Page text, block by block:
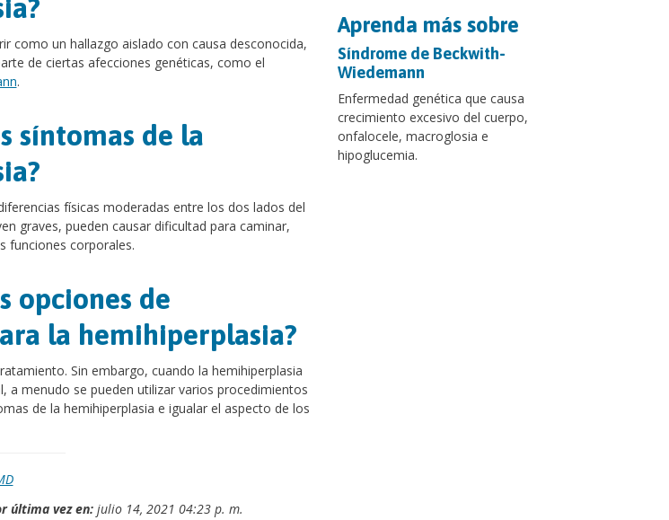
como un hallazgo aislado con causa desconocida,
de ciertas afecciones genéticas, como el
.
síntomas de la
físicas moderadas entre los dos lados del
graves, pueden causar dificultad para caminar,
funciones corporales.
opciones de
la hemihiperplasia?
Sin embargo, cuando la hemihiperplasia
a menudo se pueden utilizar varios procedimientos
de la hemihiperplasia e igualar el aspecto de los
última vez en:julio 14, 2021 04:23 p. m.
Aprenda más sobre
Síndrome de Beckwith-
Wiedemann
Enfermedad genética que causa
crecimiento excesivo del cuerpo,
onfalocele, macroglosia e
hipoglucemia.